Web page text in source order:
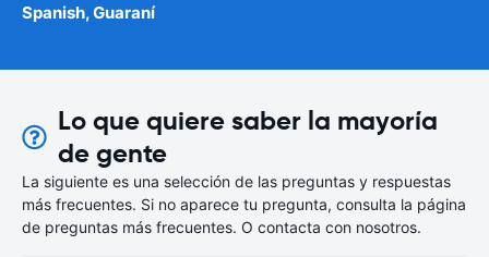
Spanish, Guaraní
Lo que quiere saber la mayoría
de gente
La siguiente es una selección de las preguntas y respuestas
más frecuentes. Si no aparece tu pregunta, consulta la página
de preguntas más frecuentes. O contacta con nosotros.